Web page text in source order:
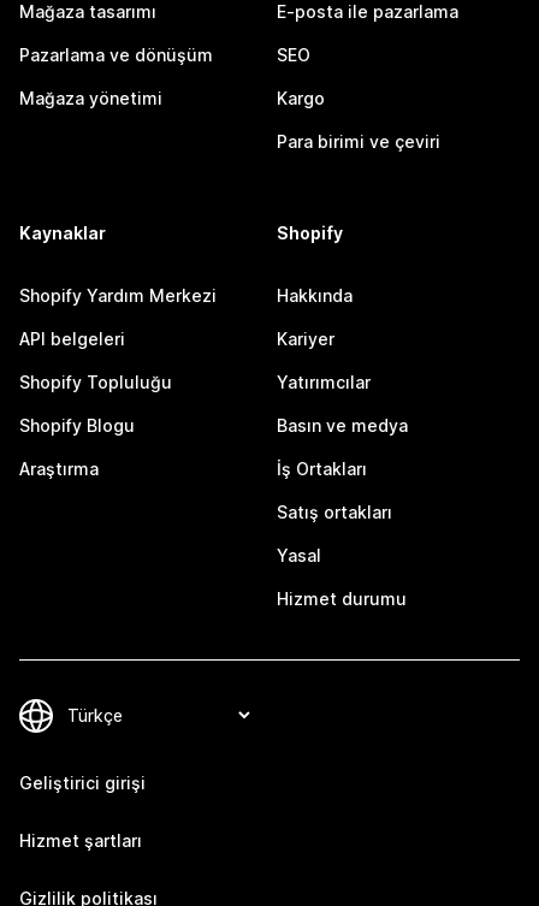
Mağaza tasarımı
Pazarlama ve dönüşüm
Mağaza yönetimi
E-posta ile pazarlama
SEO
Kargo
Para birimi ve çeviri
Kaynaklar
Shopify Yardım Merkezi
API belgeleri
Shopify Topluluğu
Shopify Blogu
Araştırma
Shopify
Hakkında
Kariyer
Yatırımcılar
Basın ve medya
İş Ortakları
Satış ortakları
Yasal
Hizmet durumu
Geliştirici girişi
Hizmet şartları
Gizlilik politikası